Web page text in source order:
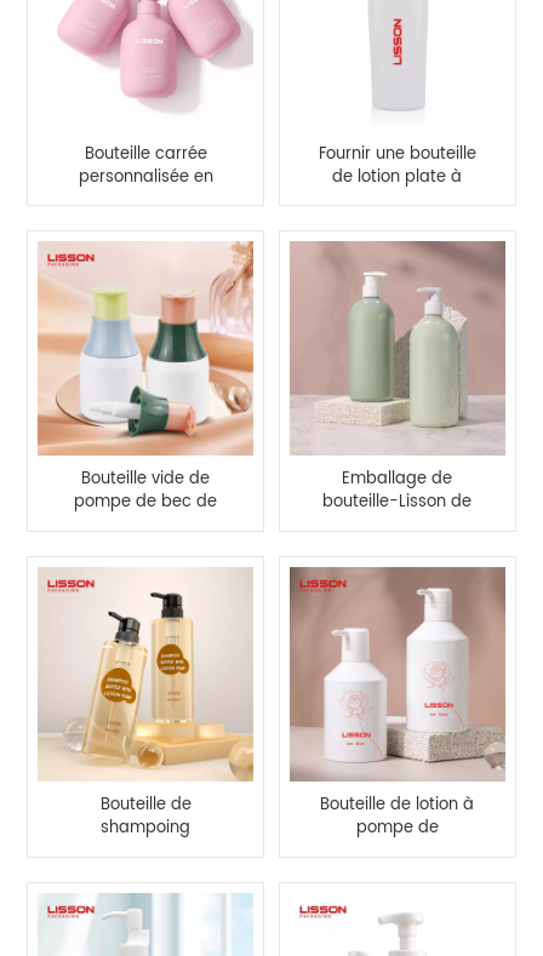
Bouteille carrée
personnalisée en
plastique PE floqué
Fournir une bouteille
de lotion plate à
pompe PETG blanche
Bouteille vide de
pompe de bec de
canard du fournisseur
cosmétique
Emballage de
bouteille-Lisson de
pompe à lotion
en gros d'usine
Bouteille de
shampoing
transparente ambrée
pompe à lotion
Bouteille de lotion à
pompe de
pulvérisation 300 ml